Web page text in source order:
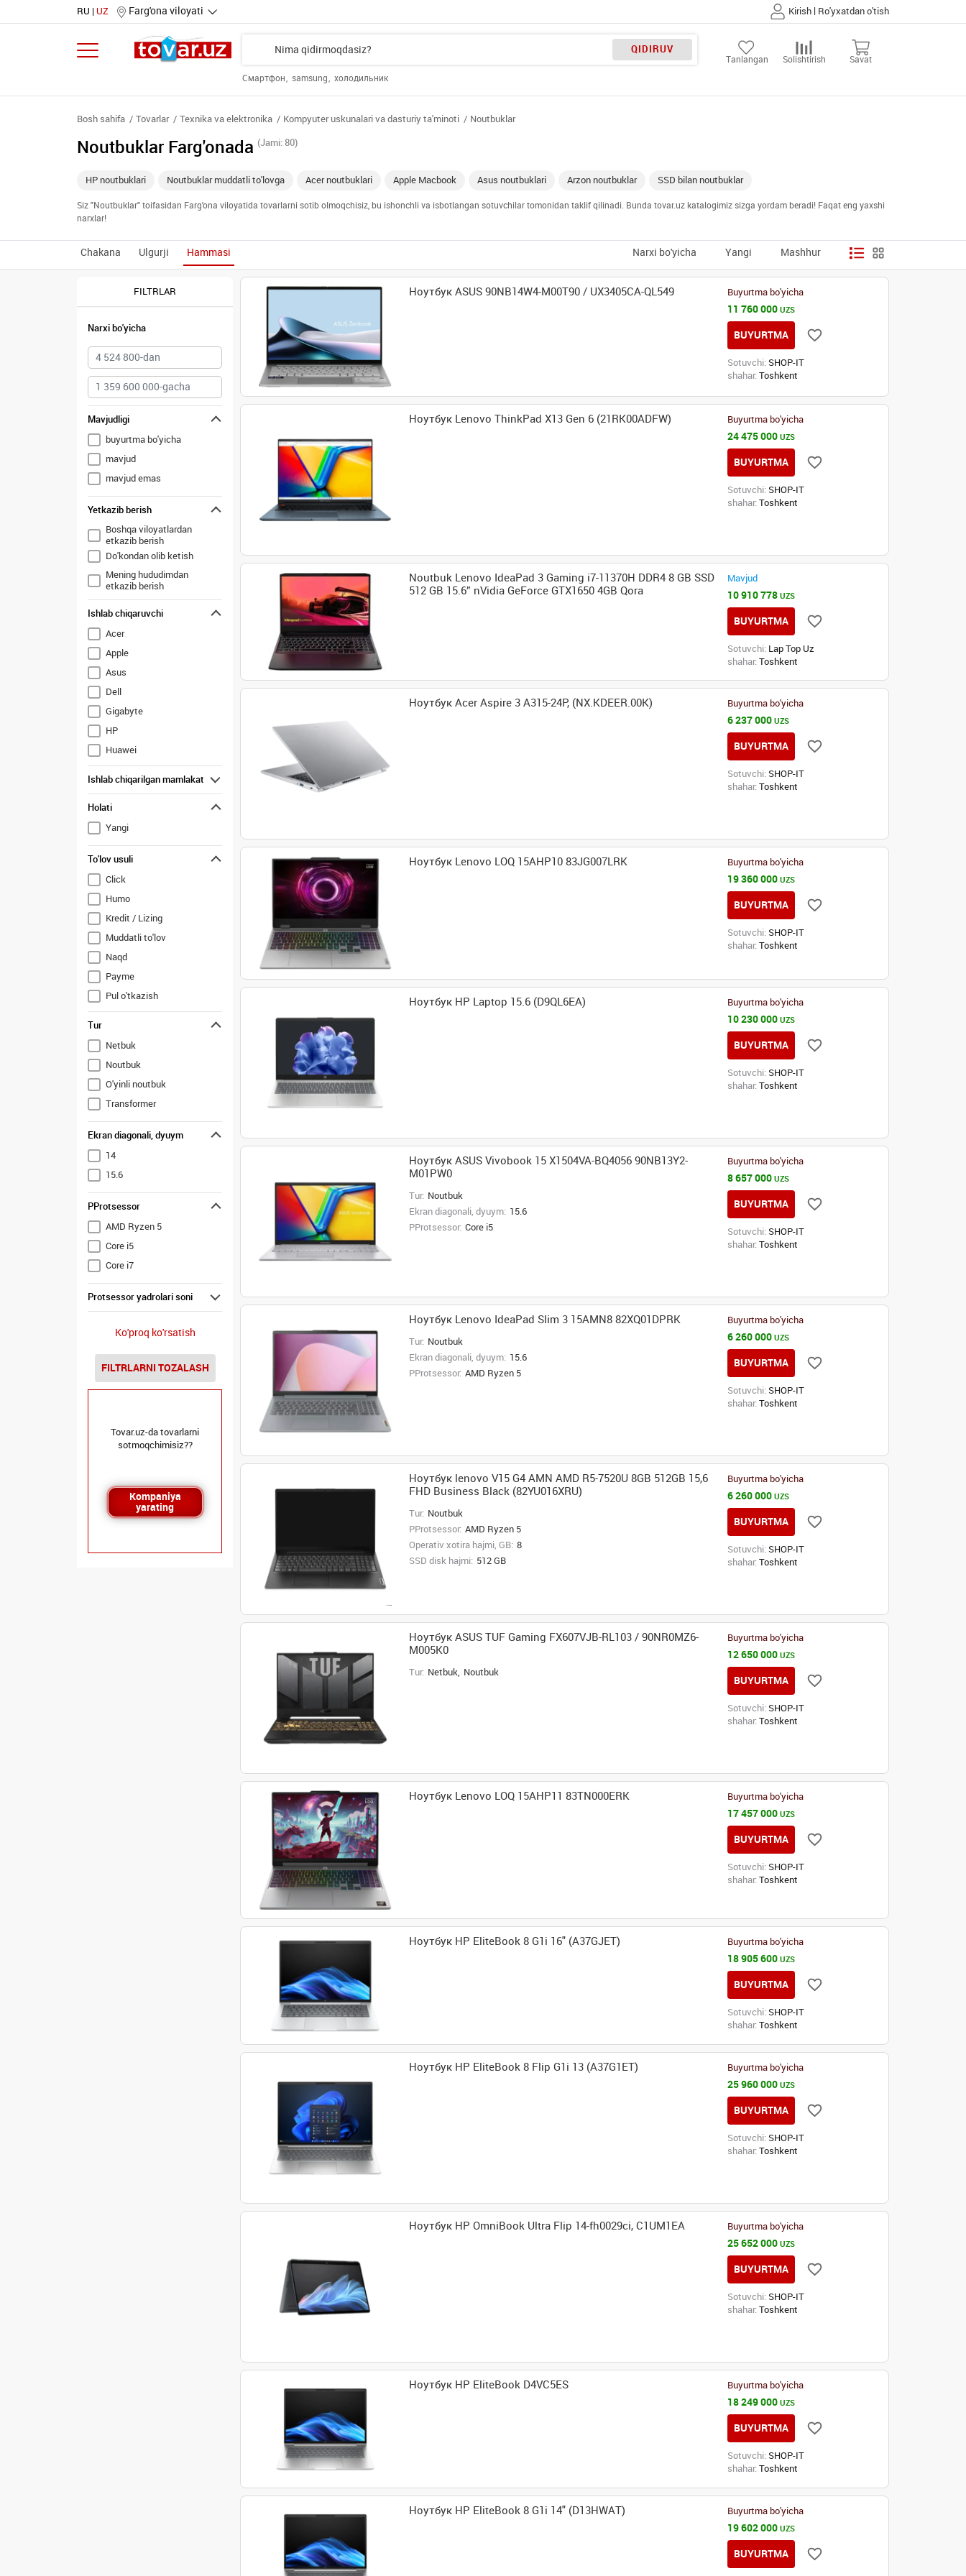
RU UZ Farg'ona viloyati Kirish | Ro'yxatdan o'tish
QIDIRUV
Смартфон samsung холодильник
Tanlangan Solishtirish Savat
Bosh sahifa Tovarlar Texnika va elektronika Kompyuter uskunalari va dasturiy ta'minoti Noutbuklar
Noutbuklar Farg'onada (Jami: 80)
HP noutbuklari Noutbuklar muddatli to'lovga Acer noutbuklari Apple Macbook Asus noutbuklari Arzon noutbuklar SSD bilan noutbuklar
Siz "Noutbuklar" toifasidan Farg'ona viloyatida tovarlarni sotib olmoqchisiz, bu ishonchli va isbotlangan sotuvchilar tomonidan taklif qilinadi. Bunda tovar.uz katalogimiz sizga yordam beradi! Faqat eng yaxshi
narxlar!
Chakana Ulgurji Hammasi Narxi bo'yicha Yangi Mashhur
FILTRLAR
Narxi bo'yicha
Mavjudligi
buyurtma bo'yicha
mavjud
mavjud emas
Yetkazib berish
Boshqa viloyatlardan
etkazib berish
Do'kondan olib ketish
Mening hududimdan
etkazib berish
Ishlab chiqaruvchi
Acer
Apple
Asus
Dell
Gigabyte
HP
Huawei
Lenovo
MSI
Ishlab chiqarilgan mamlakat
Holati
Yangi
To'lov usuli
Click
Humo
Kredit / Lizing
Muddatli to'lov
Naqd
Payme
Pul o'tkazish
Uzcard
Tur
Netbuk
Noutbuk
O'yinli noutbuk
Transformer
Ekran diagonali, dyuym
14
15.6
PProtsessor
AMD Ryzen 5
Core i5
Core i7
Protsessor yadrolari soni
Ko'proq ko'rsatish
FILTRLARNI TOZALASH
Tovar.uz-da tovarlarni
sotmoqchimisiz??
Kompaniya
yarating
Ноутбук ASUS 90NB14W4-M00T90 / UX3405CA-QL549 Buyurtma bo'yicha
11 760 000UZS
BUYURTMA
Sotuvchi: SHOP-IT
shahar: Toshkent
Ноутбук Lenovo ThinkPad X13 Gen 6 (21RK00ADFW) Buyurtma bo'yicha
24 475 000UZS
BUYURTMA
Sotuvchi: SHOP-IT
shahar: Toshkent
Noutbuk Lenovo IdeaPad 3 Gaming i7-11370H DDR4 8 GB SSD
512 GB 15.6” nVidia GeForce GTX1650 4GB Qora
Mavjud
10 910 778UZS
BUYURTMA
Sotuvchi: Lap Top Uz
shahar: Toshkent
Ноутбук Acer Aspire 3 A315-24P, (NX.KDEER.00K) Buyurtma bo'yicha
6 237 000UZS
BUYURTMA
Sotuvchi: SHOP-IT
shahar: Toshkent
Ноутбук Lenovo LOQ 15AHP10 83JG007LRK Buyurtma bo'yicha
19 360 000UZS
BUYURTMA
Sotuvchi: SHOP-IT
shahar: Toshkent
Ноутбук HP Laptop 15.6 (D9QL6EA) Buyurtma bo'yicha
10 230 000UZS
BUYURTMA
Sotuvchi: SHOP-IT
shahar: Toshkent
Ноутбук ASUS Vivobook 15 X1504VA-BQ4056 90NB13Y2-
M01PW0
Tur: Noutbuk
Ekran diagonali, dyuym: 15.6
PProtsessor: Core i5
Buyurtma bo'yicha
8 657 000UZS
BUYURTMA
Sotuvchi: SHOP-IT
shahar: Toshkent
Ноутбук Lenovo IdeaPad Slim 3 15AMN8 82XQ01DPRK
Tur: Noutbuk
Ekran diagonali, dyuym: 15.6
PProtsessor: AMD Ryzen 5
Buyurtma bo'yicha
6 260 000UZS
BUYURTMA
Sotuvchi: SHOP-IT
shahar: Toshkent
Ноутбук lenovo V15 G4 AMN AMD R5-7520U 8GB 512GB 15,6
FHD Business Black (82YU016XRU)
Tur: Noutbuk
PProtsessor: AMD Ryzen 5
Operativ xotira hajmi, GB: 8
SSD disk hajmi: 512 GB
Buyurtma bo'yicha
6 260 000UZS
BUYURTMA
Sotuvchi: SHOP-IT
shahar: Toshkent
Ноутбук ASUS TUF Gaming FX607VJB-RL103 / 90NR0MZ6-
M005K0
Tur: Netbuk, Noutbuk
Buyurtma bo'yicha
12 650 000UZS
BUYURTMA
Sotuvchi: SHOP-IT
shahar: Toshkent
Ноутбук Lenovo LOQ 15AHP11 83TN000ERK Buyurtma bo'yicha
17 457 000UZS
BUYURTMA
Sotuvchi: SHOP-IT
shahar: Toshkent
Ноутбук HP EliteBook 8 G1i 16" (A37GJET) Buyurtma bo'yicha
18 905 600UZS
BUYURTMA
Sotuvchi: SHOP-IT
shahar: Toshkent
Ноутбук HP EliteBook 8 Flip G1i 13 (A37G1ET) Buyurtma bo'yicha
25 960 000UZS
BUYURTMA
Sotuvchi: SHOP-IT
shahar: Toshkent
Ноутбук HP OmniBook Ultra Flip 14-fh0029ci, C1UM1EA Buyurtma bo'yicha
25 652 000UZS
BUYURTMA
Sotuvchi: SHOP-IT
shahar: Toshkent
Ноутбук HP EliteBook D4VC5ES Buyurtma bo'yicha
18 249 000UZS
BUYURTMA
Sotuvchi: SHOP-IT
shahar: Toshkent
Ноутбук HP EliteBook 8 G1i 14" (D13HWAT) Buyurtma bo'yicha
19 602 000UZS
BUYURTMA